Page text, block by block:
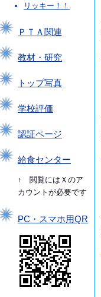
リッキー！！
ＰＴＡ関連
教材・研究
トップ写真
学校評価
認証ページ
給食センター
↑ 閲覧にはＸのア
カウントが必要です
PC・スマホ用QR